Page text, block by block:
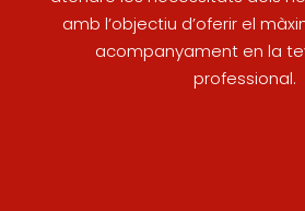
amb l’objectiu d’oferir el
acompanyament en la
professional.